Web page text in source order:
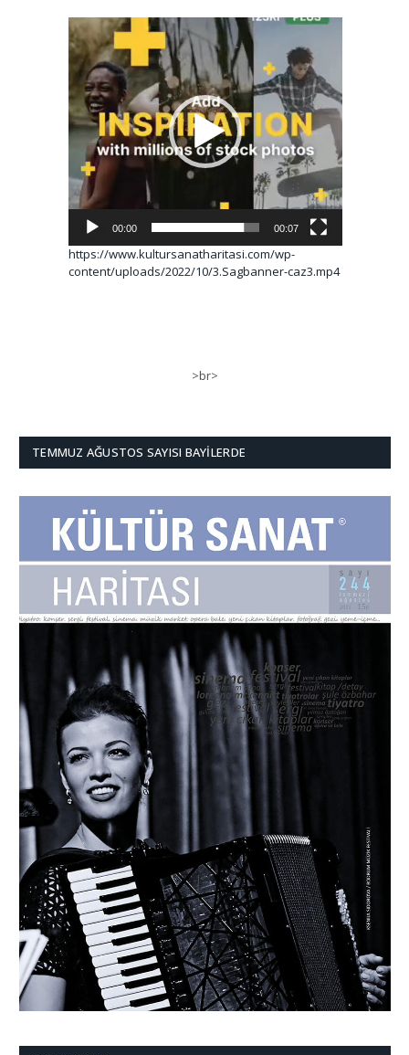
Video
oynatıcı
00:00 00:07
https://www.kultursanatharitasi.com/wp-
content/uploads/2022/10/3.Sagbanner-caz3.mp4
>br>
TEMMUZ AĞUSTOS SAYISI BAYILERDE